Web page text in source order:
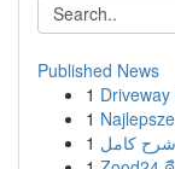
Published News
1
1
1 شرح كامل